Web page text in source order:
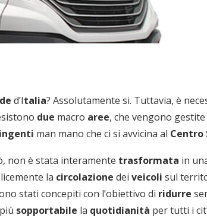
d’Italia? Assolutamente si. Tuttavia, è
due macro aree, che vengono
man mano che ci si avvicina al Centro
non è stata interamente trasformata in
la circolazione dei veicoli sul
stati concepiti con l’obiettivo di ridurre
sopportabile la quotidianità per tutti i